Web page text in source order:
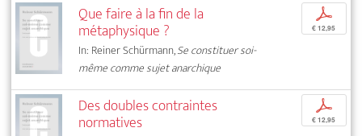
Que faire à la fin de la
métaphysique ?
In: Reiner Schürmann,Se constituer soi-
même comme sujet anarchique
p
€ 12,95
Des doubles contraintes
normatives
p
€ 12,95